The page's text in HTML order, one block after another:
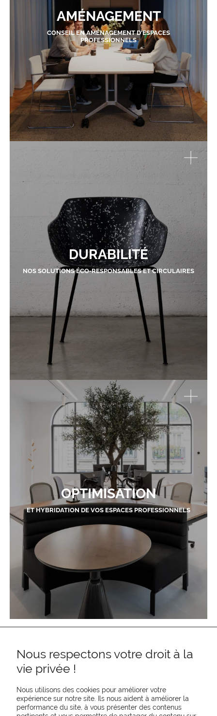
AMÉNAGEMENT
CONSEIL EN AMÉNAGEMENT D'ESPACES
PROFESSIONNELS
DURABILITÉ
NOS SOLUTIONS ÉCO-RESPONSABLES ET CIRCULAIRES
OPTIMISATION
ET HYBRIDATION DE VOS ESPACES PROFESSIONNELS
Nous respectons votre droit à la
vie privée !
Nous utilisons des cookies pour améliorer votre
expérience sur notre site. Ils nous aident à améliorer la
performance du site, à vous présenter des contenus